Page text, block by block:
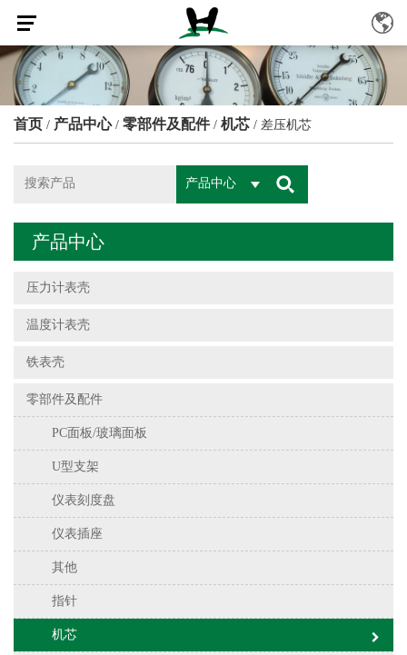
首页 / 产品中心/ 零部件及配件/ 机芯 / 差压机芯
产品中心
产品中心
压力计表壳
温度计表壳
铁表壳
零部件及配件
PC面板/玻璃面板
U型支架
仪表刻度盘
仪表插座
其他
指针
机芯